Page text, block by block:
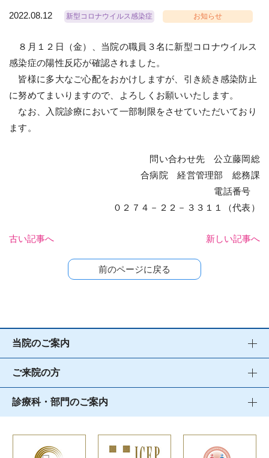
2022.08.12 新型コロナウイルス感染症 お知らせ
８月１２日（金）、当院の職員３名に新型コロナウイルス
感染症の陽性反応が確認されました。
皆様に多大なご心配をおかけしますが、引き続き感染防止
に努めてまいりますので、よろしくお願いいたします。
なお、入院診療において一部制限をさせていただいており
ます。
問い合わせ先 公立藤岡総
合病院 経営管理部 総務課
電話番号
０２７４－２２－３３１１（代表）
古い記事へ 新しい記事へ
前のページに戻る
当院のご案内
ご来院の方
診療科・部門のご案内